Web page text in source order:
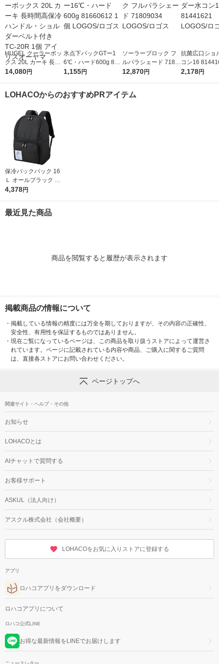
HUGEL クーラーボッ
クス 20L カーキ 長時
間高保冷 ハンドル・
オーヤマ
14,080円
氷点下パックGTー1
6℃・ハード600g 816
60612 1個 LOGOS/ロ
1,155円
ソーラーブロック フ
ルパラシェード 7180
9034 LOGOS/ロゴス
12,870円
抗菌広口ショ
コン16
GOS/ロゴス
2,178円
LOHACOからのおすすめPRアイテム
保冷バックパック 16
Ｌ オールブラック RF
P-016 ALB 1個 保冷バ
4,378円
最近見た商品
商品を閲覧すると履歴が表示されます
掲載商品の情報について
・ 掲載している情報の精度には万全を期しておりますが、その内容の正確性、
安全性、有用性を保証するものではありません。
・ 現在ご覧になっているページは、この商品を取り扱うストアによって運営さ
れています。ページに記載されている内容や商品、ご購入に関するご質問
は、直接各ストアにお問い合わせください。
ページトップへ
関連サイト・ヘルプ・その他
お知らせ
LOHACOとは
AIチャットで質問する
お客様サポート
ASKUL（法人向け）
アスクル株式会社（会社概要）
LOHACOをお気に入りストアに登録する
アプリ
ロハコアプリをダウンロード
ロハコアプリについて
ロハコ公式LINE
お得な最新情報をLINEでお届けします